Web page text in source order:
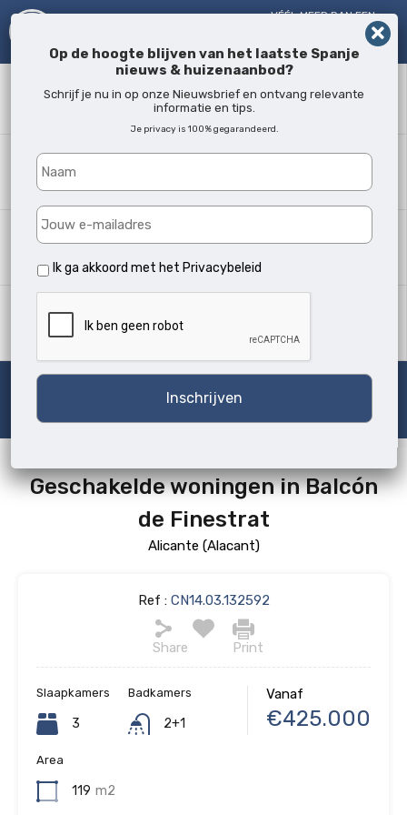
VÉÉL MEER DAN EEN
Waar?
Alle locaties
Woningtype
Alle soorten
Zoeken
Geschakelde woningen in Balcón
de Finestrat
Alicante (Alacant)
Ref :CN14.03.132592
Share Print
Vanaf
€425.000
Slaapkamers
3
Badkamers
2+1
Area
119 m2
Op de hoogte blijven van het laatste Spanje
nieuws & huizenaanbod?
Schrijf je nu in op onze Nieuwsbrief en ontvang relevante
informatie en tips.
Je privacy is 100% gegarandeerd.
Ik ga akkoord met het Privacybeleid